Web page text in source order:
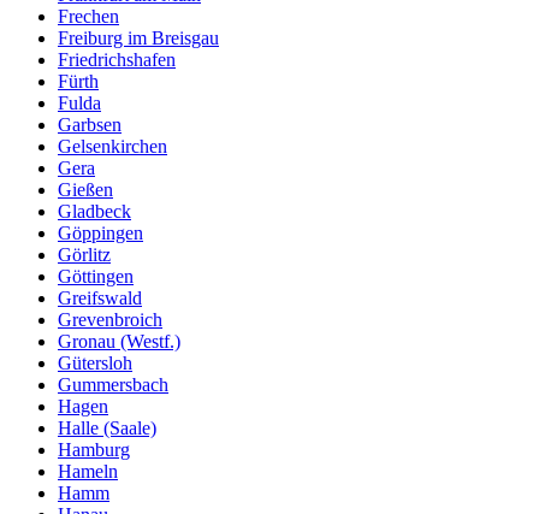
Frechen
Freiburg im Breisgau
Friedrichshafen
Fürth
Fulda
Garbsen
Gelsenkirchen
Gera
Gießen
Gladbeck
Göppingen
Görlitz
Göttingen
Greifswald
Grevenbroich
Gronau (Westf.)
Gütersloh
Gummersbach
Hagen
Halle (Saale)
Hamburg
Hameln
Hamm